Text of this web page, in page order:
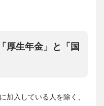
厚生年金」と「国
加入している人を除く、